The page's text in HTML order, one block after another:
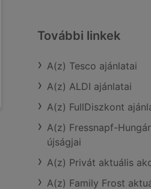
További linkek
A(z) Tesco ajánlatai
A(z) ALDI ajánlatai
A(z) FullDiszkont
A(z) Fressnapf-
újságjai
A(z) Privát aktuális
A(z) Family Frost